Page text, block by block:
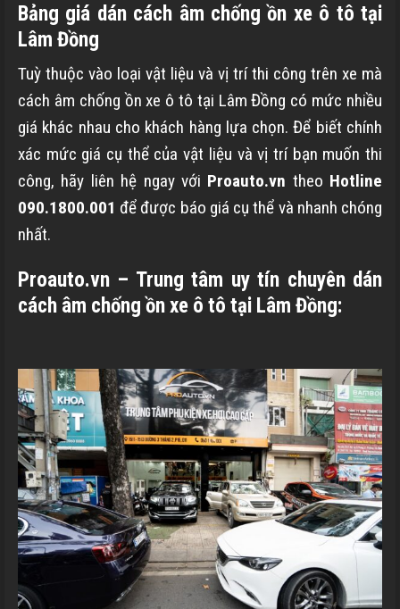
Bảng giá dán cách âm chống ồn xe ô tô tại
Lâm Đồng
Tuỳ thuộc vào loại vật liệu và vị trí thi công trên xe mà
cách âm chống ồn xe ô tô tại Lâm Đồng có mức nhiều
giá khác nhau cho khách hàng lựa chọn. Để biết chính
xác mức giá cụ thể của vật liệu và vị trí bạn muốn thi
công, hãy liên hệ ngay với Proauto.vn theo Hotline
090.1800.001 để được báo giá cụ thể và nhanh chóng
nhất.
Proauto.vn – Trung tâm uy tín chuyên dán
cách âm chống ồn xe ô tô tại Lâm Đồng: